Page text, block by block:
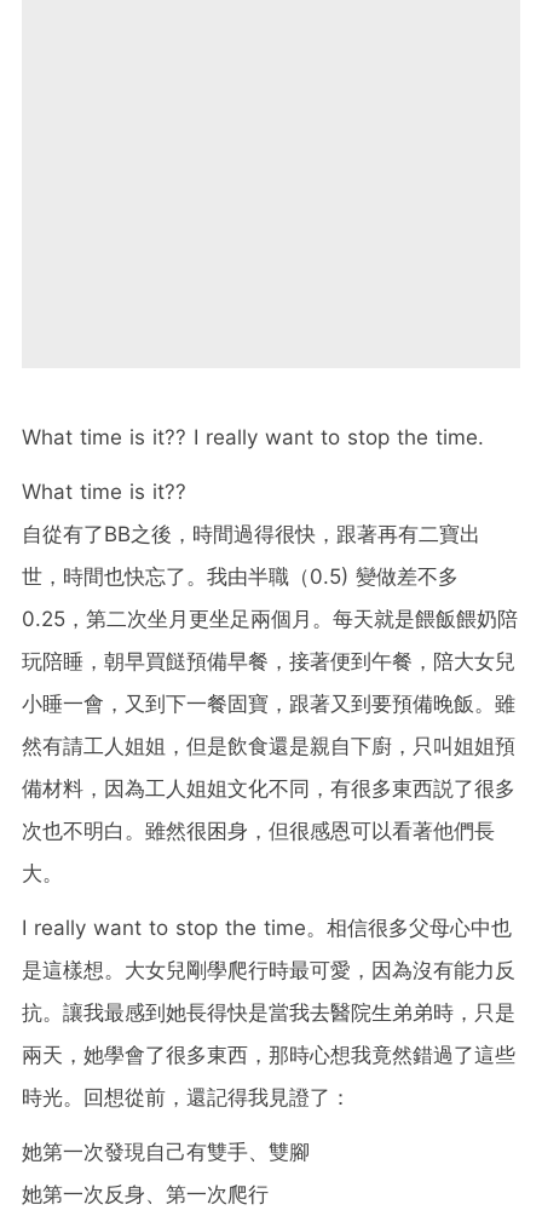
What time is it?? I really want to stop the time.
What time is it??
自從有了BB之後，時間過得很快，跟著再有二寶出
世，時間也快忘了。我由半職（0.5) 變做差不多
0.25，第二次坐月更坐足兩個月。每天就是餵飯餵奶陪
玩陪睡，朝早買餸預備早餐，接著便到午餐，陪大女兒
小睡一會，又到下一餐固寶，跟著又到要預備晚飯。雖
然有請工人姐姐，但是飲食還是親自下廚，只叫姐姐預
備材料，因為工人姐姐文化不同，有很多東西説了很多
次也不明白。雖然很困身，但很感恩可以看著他們長
大。
I really want to stop the time。相信很多父母心中也
是這樣想。大女兒剛學爬行時最可愛，因為沒有能力反
抗。讓我最感到她長得快是當我去醫院生弟弟時，只是
兩天，她學會了很多東西，那時心想我竟然錯過了這些
時光。回想從前，還記得我見證了：
她第一次發現自己有雙手、雙腳
她第一次反身、第一次爬行